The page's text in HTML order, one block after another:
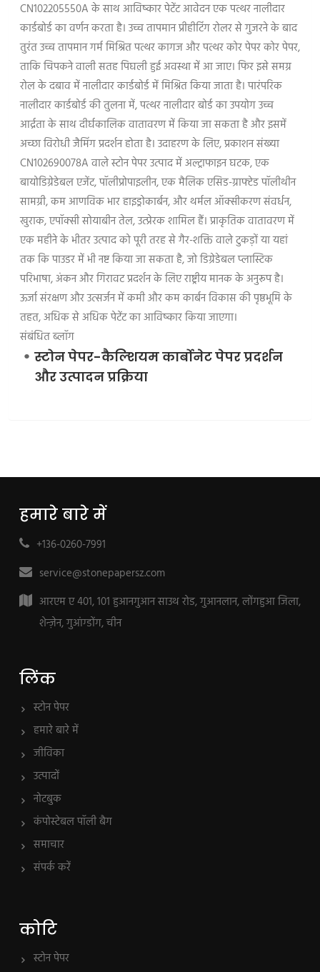
CN102205550A के साथ आविष्कार पेटेंट आवेदन एक पत्थर नालीदार
कार्डबोर्ड का वर्णन करता है। उच्च तापमान प्रीहीटिंग रोलर से गुजरने के बाद
तुरंत उच्च तापमान गर्म मिश्रित पत्थर कागज और पत्थर कोर पेपर कोर पेपर,
ताकि चिपकने वाली सतह पिघली हुई अवस्था में आ जाए। फिर इसे समग्र
रोल के दबाव में नालीदार कार्डबोर्ड में मिश्रित किया जाता है। पारंपरिक
नालीदार कार्डबोर्ड की तुलना में, पत्थर नालीदार बोर्ड का उपयोग उच्च
आर्द्रता के साथ दीर्घकालिक वातावरण में किया जा सकता है और इसमें
अच्छा विरोधी जैमिंग प्रदर्शन होता है। उदाहरण के लिए, प्रकाशन संख्या
CN102690078A वाले स्टोन पेपर उत्पाद में अल्ट्राफाइन घटक, एक
बायोडिग्रेडेबल एजेंट, पॉलीप्रोपाइलीन, एक मैलिक एसिड-ग्राफ्टेड पॉलीथीन
सामग्री, कम आणविक भार हाइड्रोकार्बन, और थर्मल ऑक्सीकरण संवर्धन,
खुराक, एपॉक्सी सोयाबीन तेल, उत्प्रेरक शामिल हैं। प्राकृतिक वातावरण में
एक महीने के भीतर उत्पाद को पूरी तरह से गैर-शक्ति वाले टुकड़ों या यहां
तक कि पाउडर में भी नष्ट किया जा सकता है, जो डिग्रेडेबल प्लास्टिक
परिभाषा, अंकन और गिरावट प्रदर्शन के लिए राष्ट्रीय मानक के अनुरूप है।
ऊर्जा संरक्षण और उत्सर्जन में कमी और कम कार्बन विकास की पृष्ठभूमि के
तहत, अधिक से अधिक पेटेंट का आविष्कार किया जाएगा।
संबंधित ब्लॉग
स्टोन पेपर-कैल्शियम कार्बोनेट पेपर प्रदर्शन
और उत्पादन प्रक्रिया
हमारे बारे में
+136-0260-7991
service@stonepapersz.com
आरएम ए 401, 101 हुआनगुआन साउथ रोड, गुआनलान, लोंगहुआ जिला,
शेन्ज़ेन, गुआंग्डोंग, चीन
लिंक
स्टोन पेपर
हमारे बारे में
जीविका
उत्पादों
नोटबुक
कंपोस्टेबल पॉली बैग
समाचार
संपर्क करें
कोटि
स्टोन पेपर